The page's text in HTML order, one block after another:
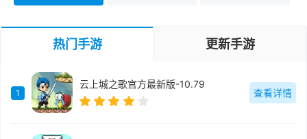
热门手游 更新手游
1
云上城之歌官方最新版-10.79
查看详情